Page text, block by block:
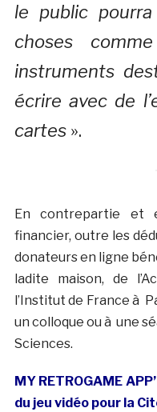
le public
choses
instruments
écrire avec de
cartes».
En contrepartie et
financier, outre les
donateurs en ligne
ladite maison, de
l’Institut de France à
un colloque ou à une
Sciences.
MY RETROGAME
du jeu vidéo pour la